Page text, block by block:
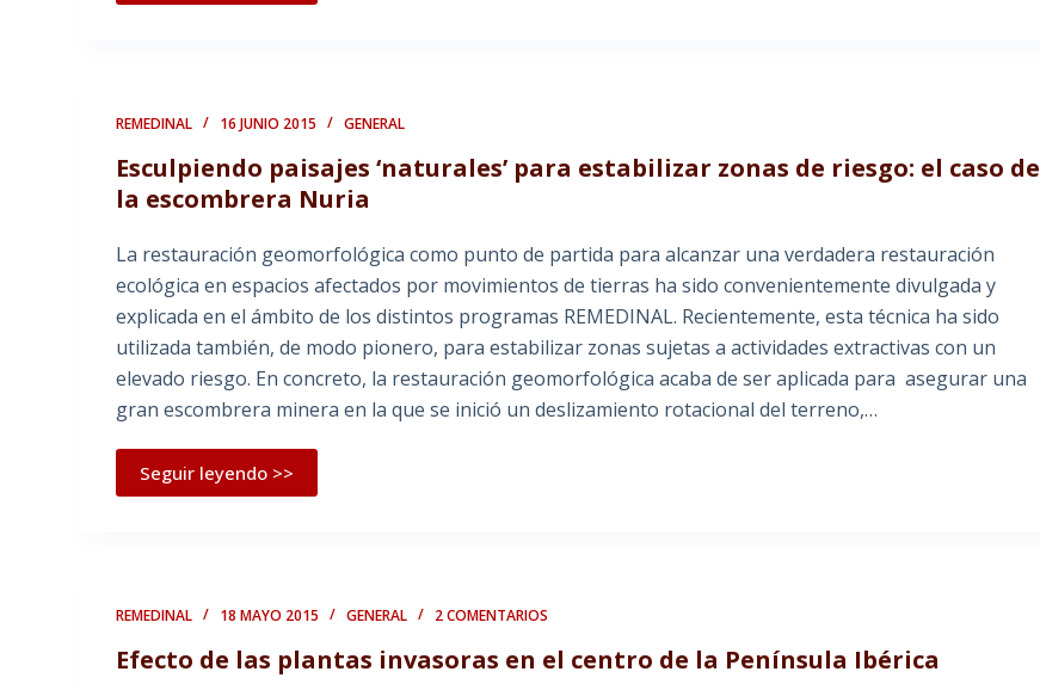
REMEDINAL 16 JUNIO 2015 GENERAL
Esculpiendo paisajes ‘naturales’ para estabilizar zonas de riesgo: el caso de
la escombrera Nuria
La restauración geomorfológica como punto de partida para alcanzar una verdadera restauración
ecológica en espacios afectados por movimientos de tierras ha sido convenientemente divulgada y
explicada en el ámbito de los distintos programas REMEDINAL. Recientemente, esta técnica ha sido
utilizada también, de modo pionero, para estabilizar zonas sujetas a actividades extractivas con un
elevado riesgo. En concreto, la restauración geomorfológica acaba de ser aplicada para asegurar una
gran escombrera minera en la que se inició un deslizamiento rotacional del terreno,…
Seguir leyendo >>
REMEDINAL 18 MAYO 2015 GENERAL 2 COMENTARIOS
Efecto de las plantas invasoras en el centro de la Península Ibérica